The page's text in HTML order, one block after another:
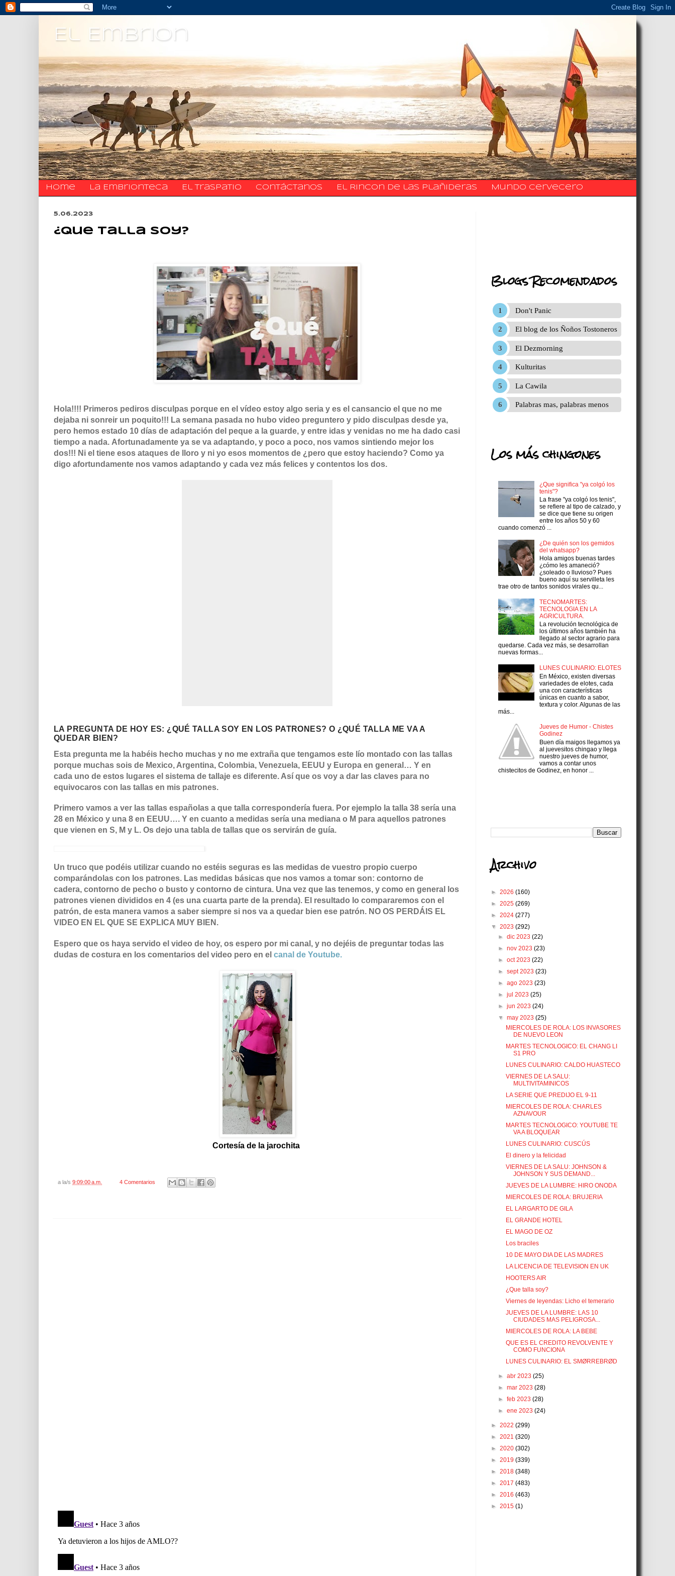
El Embrion
Home La Embrionteca El traspatio ​​​​​​​​​Contáctanos El Rincon de las Plañideras Mundo Cervecero
5.06.2023
¿Que talla soy?
Hola!!!! Primeros pediros disculpas porque en el vídeo estoy algo seria y es el cansancio el que no me
dejaba ni sonreir un poquito!!! La semana pasada no hubo video preguntero y pido disculpas desde ya,
pero hemos estado 10 días de adaptación del peque a la guarde, y entre idas y venidas no me ha dado casi
tiempo a nada. Afortunadamente ya se va adaptando, y poco a poco, nos vamos sintiendo mejor los
dos!!! Ni el tiene esos ataques de lloro y ni yo esos momentos de ¿pero que estoy haciendo? Como ya
digo afortundamente nos vamos adaptando y cada vez más felices y contentos los dos.
LA PREGUNTA DE HOY ES: ¿QUÉ TALLA SOY EN LOS PATRONES? O ¿QUÉ TALLA ME VA A
QUEDAR BIEN?
Esta pregunta me la habéis hecho muchas y no me extraña que tengamos este lío montado con las tallas
porque muchas sois de Mexico, Argentina, Colombia, Venezuela, EEUU y Europa en general… Y en
cada uno de estos lugares el sistema de tallaje es diferente. Así que os voy a dar las claves para no
equivocaros con las tallas en mis patrones.
Primero vamos a ver las tallas españolas a que talla correspondería fuera. Por ejemplo la talla 38 sería una
28 en México y una 8 en EEUU…. Y en cuanto a medidas sería una mediana o M para aquellos patrones
que vienen en S, M y L. Os dejo una tabla de tallas que os servirán de guía.
Un truco que podéis utilizar cuando no estéis seguras es las medidas de vuestro propio cuerpo
comparándolas con los patrones. Las medidas básicas que nos vamos a tomar son: contorno de
cadera, contorno de pecho o busto y contorno de cintura. Una vez que las tenemos, y como en general los
patrones vienen divididos en 4 (es una cuarta parte de la prenda). El resultado lo compararemos con el
patrón, de esta manera vamos a saber siempre si nos va a quedar bien ese patrón. NO OS PERDÁIS EL
VIDEO EN EL QUE SE EXPLICA MUY BIEN.
Espero que os haya servido el video de hoy, os espero por mi canal, y no dejéis de preguntar todas las
dudas de costura en los comentarios del video pero en el canal de Youtube.
Cortesía de la jarochita
a la/s 9:09:00 a.m. 4 Comentarios
Blogs Recomendados
Don't Panic
El blog de los Ñoños Tostoneros
El Dezmorning
Kulturitas
La Cawila
Palabras mas, palabras menos
Los más chingones
¿Que significa "ya colgó los
tenis"?
La frase "ya colgó los tenis",
se refiere al tipo de calzado, y
se dice que tiene su origen
entre los años 50 y 60
cuando comenzó ...
¿De quién son los gemidos
del whatsapp?
Hola amigos buenas tardes
¿cómo les amaneció?
¿soleado o lluvioso? Pues
bueno aquí su servilleta les
trae otro de tantos sonidos virales qu...
TECNOMARTES:
TECNOLOGIA EN LA
AGRICULTURA.
La revolución tecnológica de
los últimos años también ha
llegado al sector agrario para
quedarse. Cada vez más, se desarrollan
nuevas formas...
LUNES CULINARIO: ELOTES
En México, existen diversas
variedades de elotes, cada
una con características
únicas en cuanto a sabor,
textura y color. Algunas de las
más...
Jueves de Humor - Chistes
Godinez
Buen día maigos llegamos ya
al juevesitos chingao y llega
nuestro jueves de humor,
vamos a contar unos
chistecitos de Godinez, en honor ...
Archivo
► 2026 (160)
► 2025 (269)
► 2024 (277)
▼ 2023 (292)
►dic 2023(22)
►nov 2023(23)
►oct 2023(22)
►sept 2023(23)
►ago 2023(23)
►jul 2023(25)
►jun 2023(24)
▼may 2023(25)
MIERCOLES DE ROLA: LOS INVASORES
DE NUEVO LEON
MARTES TECNOLOGICO: EL CHANG LI
S1 PRO
LUNES CULINARIO: CALDO HUASTECO
VIERNES DE LA SALU:
MULTIVITAMINICOS
LA SERIE QUE PREDIJO EL 9-11
MIERCOLES DE ROLA: CHARLES
AZNAVOUR
MARTES TECNOLOGICO: YOUTUBE TE
VA A BLOQUEAR
LUNES CULINARIO: CUSCÚS
El dinero y la felicidad
VIERNES DE LA SALU: JOHNSON &
JOHNSON Y SUS DEMAND...
JUEVES DE LA LUMBRE: HIRO ONODA
MIERCOLES DE ROLA: BRUJERIA
EL LARGARTO DE GILA
EL GRANDE HOTEL
EL MAGO DE OZ
Los braciles
10 DE MAYO DIA DE LAS MADRES
LA LICENCIA DE TELEVISION EN UK
HOOTERS AIR
¿Que talla soy?
Viernes de leyendas: Licho el temerario
JUEVES DE LA LUMBRE: LAS 10
CIUDADES MAS PELIGROSA...
MIERCOLES DE ROLA: LA BEBE
QUE ES EL CREDITO REVOLVENTE Y
COMO FUNCIONA
LUNES CULINARIO: EL SMØRREBRØD
►abr 2023(25)
►mar 2023(28)
►feb 2023(28)
►ene 2023(24)
► 2022 (299)
► 2021 (320)
► 2020 (302)
► 2019 (339)
► 2018 (348)
► 2017 (483)
► 2016 (463)
► 2015 (1)